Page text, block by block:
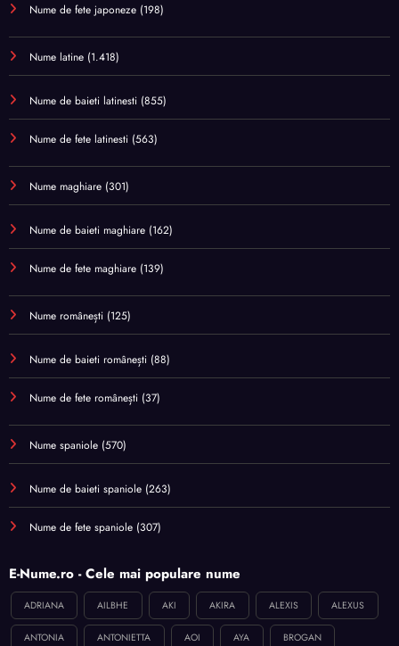
Nume de fete japoneze (198)
Nume latine (1.418)
Nume de baieti latinesti (855)
Nume de fete latinesti (563)
Nume maghiare (301)
Nume de baieti maghiare (162)
Nume de fete maghiare (139)
Nume românești (125)
Nume de baieti românești (88)
Nume de fete românești (37)
Nume spaniole (570)
Nume de baieti spaniole (263)
Nume de fete spaniole (307)
E-Nume.ro - Cele mai populare nume
ADRIANA AILBHE AKI AKIRA ALEXIS ALEXUS
ANTONIA ANTONIETTA AOI AYA BROGAN